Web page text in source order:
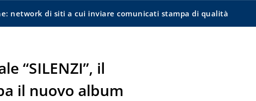
network di siti a cui inviare comunicati stampa di qualità
“SILENZI”, il
il nuovo album